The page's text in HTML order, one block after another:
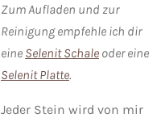
Zum Aufladen und zur
Reinigung empfehle ich dir
eine Selenit Schale oder eine
Selenit Platte.
Jeder Stein wird von mir